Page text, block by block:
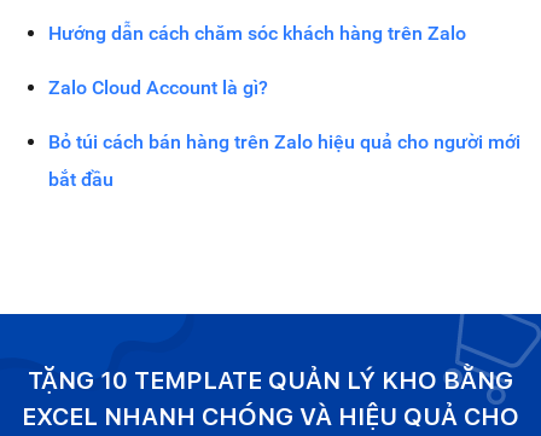
Hướng dẫn cách chăm sóc khách hàng trên Zalo
Zalo Cloud Account là gì?
Bỏ túi cách bán hàng trên Zalo hiệu quả cho người mới
bắt đầu
TẶNG 10 TEMPLATE QUẢN LÝ KHO BẰNG
EXCEL NHANH CHÓNG VÀ HIỆU QUẢ CHO